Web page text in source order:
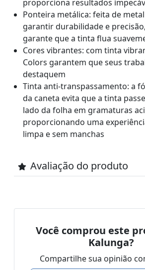
proporciona resultados
Ponteira metálica: feita de
garantir durabilidade e
garante que a tinta flua
Cores vibrantes: com tinta
Colors garantem que seus
destaquem
Tinta anti-transpassamento: a
da caneta evita que a tinta
lado da folha em gramaturas
proporcionando uma
limpa e sem manchas
Avaliação do produto
Você comprou este
Kalunga?
Compartilhe sua opinião